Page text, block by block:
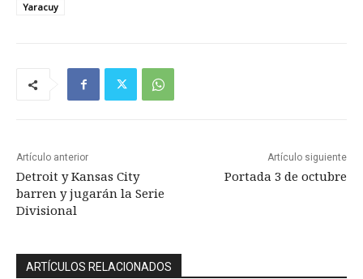
Yaracuy
Artículo anterior
Detroit y Kansas City
barren y jugarán la Serie
Divisional
Artículo siguiente
Portada 3 de octubre
ARTÍCULOS RELACIONADOS